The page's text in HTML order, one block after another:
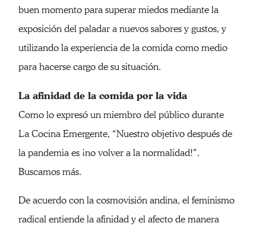
buen momento para superar miedos mediante la
exposición del paladar a nuevos sabores y gustos, y
utilizando la experiencia de la comida como medio
para hacerse cargo de su situación.
La afinidad de la comida por la vida
Como lo expresó un miembro del público durante
La Cocina Emergente, “Nuestro objetivo después de
la pandemia es ¡no volver a la normalidad!”.
Buscamos más.
De acuerdo con la cosmovisión andina, el feminismo
radical entiende la afinidad y el afecto de manera